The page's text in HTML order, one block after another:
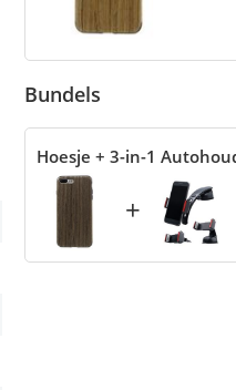
Bundels
Hoesje + 3-in-1
+